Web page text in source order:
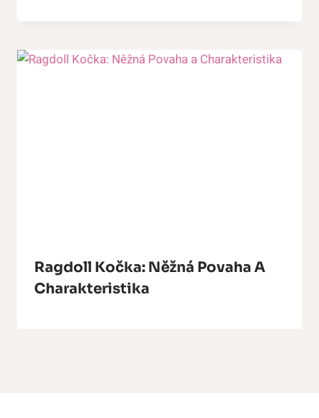
Ragdoll Kočka: Něžná Povaha A
Charakteristika